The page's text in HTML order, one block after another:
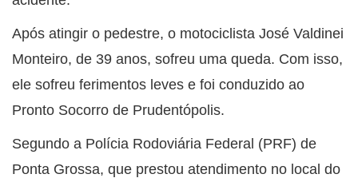
Após atingir o pedestre, o motociclista José Valdinei
Monteiro, de 39 anos, sofreu uma queda. Com isso,
ele sofreu ferimentos leves e foi conduzido ao
Pronto Socorro de Prudentópolis.
Segundo a Polícia Rodoviária Federal (PRF) de
Ponta Grossa, que prestou atendimento no local do